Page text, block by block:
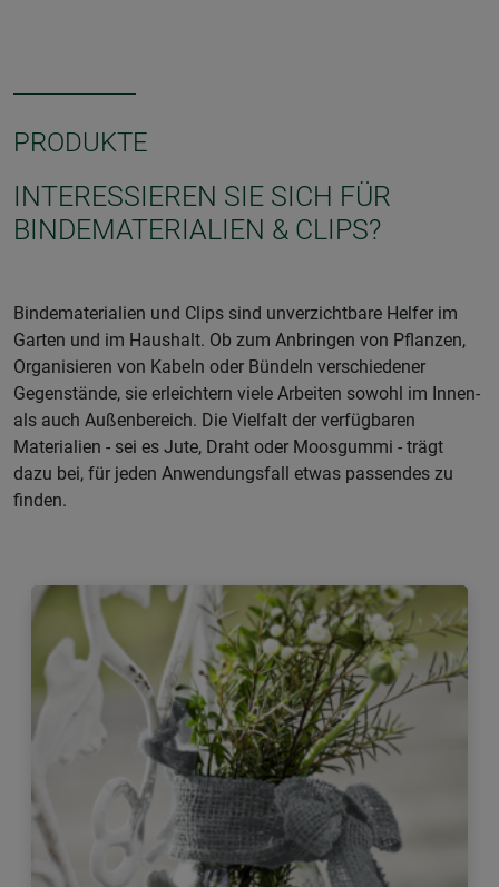
PRODUKTE
INTERESSIEREN SIE SICH FÜR
BINDEMATERIALIEN & CLIPS?
Bindematerialien und Clips sind unverzichtbare Helfer im
Garten und im Haushalt. Ob zum Anbringen von Pflanzen,
Organisieren von Kabeln oder Bündeln verschiedener
Gegenstände, sie erleichtern viele Arbeiten sowohl im Innen-
als auch Außenbereich. Die Vielfalt der verfügbaren
Materialien - sei es Jute, Draht oder Moosgummi - trägt
dazu bei, für jeden Anwendungsfall etwas passendes zu
finden.